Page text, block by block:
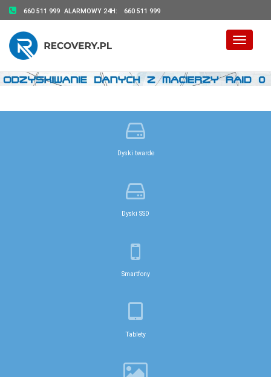
660 511 999 ALARMOWY 24H: 660 511 999
Toggle
Dyski twarde
Dyski SSD
Smartfony
Tablety